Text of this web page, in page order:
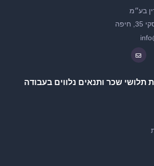
תלושי שכר ותנאים נלווים בעבודה